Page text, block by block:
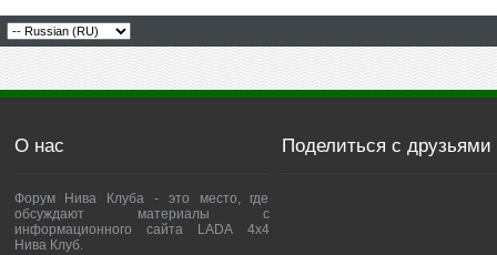
О нас
Форум Нива Клуба - это место, где
обсуждают материалы с
информационного сайта LADA 4x4
Нива Клуб.
Поделиться с друзьями